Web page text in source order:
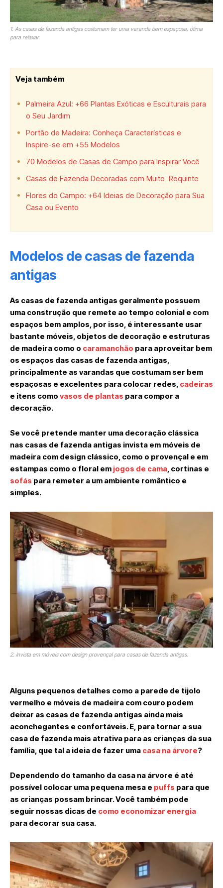
1. As casas de fazenda antigas costumam ter uma varanda bem espaçosa, ótima
para relaxar.
Veja também
Palmeira Azul: +66 Plantas Exóticas e Esculturais para
o Seu Jardim
Portão de Madeira: Conheça Características e
Inspire-se em +55 Modelos
70 Modelos de Casas de Campo para Inspirar Você
Casas de Fazenda Decoradas com Muito Requinte
Flores do Campo: +64 Ideias de Decoração para Sua
Casa ou Evento
Modelos de casas de fazenda
antigas
As casas de fazenda antigas geralmente possuem
uma construção que remete ao tempo colonial e com
espaços bem amplos, por isso, é interessante usar
bastante móveis, objetos de decoração e estruturas
de madeira como o caramanchão para aproveitar bem
os espaços das casas de fazenda antigas,
principalmente as varandas que costumam ser bem
espaçosas e excelentes para colocar redes, cadeiras
e itens como vasos de plantas para compor a
decoração.
Se você pretende manter uma decoração clássica
nas casas de fazenda antigas invista em móveis de
madeira com design clássico, como o provençal e em
estampas como o floral em jogos de cama, cortinas e
sofás para remeter a um ambiente romântico e
simples.
2. Invista em móveis com design provençal para casas de fazenda antigas.
Alguns pequenos detalhes como a parede de tijolo
vermelho e móveis de madeira com couro podem
deixar as casas de fazenda antigas ainda mais
aconchegantes e confortáveis. E, para tornar a sua
casa de fazenda mais atrativa para as crianças da sua
família, que tal a ideia de fazer uma casa na árvore?
Dependendo do tamanho da casa na árvore é até
possível colocar uma pequena mesa e puffs para que
as crianças possam brincar. Você também pode
seguir nossas dicas de como economizar energia
para decorar sua casa.